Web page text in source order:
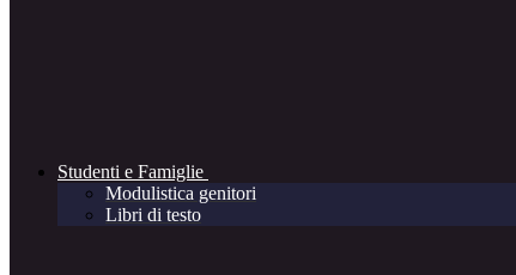
Studenti e Famiglie
Modulistica genitori
Libri di testo